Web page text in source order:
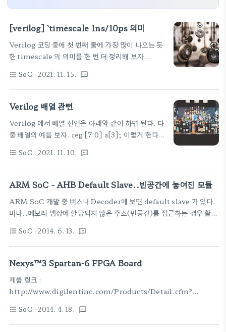
[verilog] `timescale 1ns/10ps 의미
Verilog 코딩 중에 첫 번째 줄에 가장 많이 나오는 듯
한 timescale 의 의미를 한 번 더 정리해 보자.
파일 내에서 쓰이는 숫자들의 단위를 나타냄..즉 #2
이렇게 쓰여있다면 2ns를 나타냄 뒤의 숫자는 시뮬레
이터에서 많이 쓰일 것 같은데 코딩에서는 별 효과가..
무튼 소수점을 허용하려면 어디까지 해야할까 나타내
야 하는데 그 때 쓰이는 최소 단위. 더욱 자세한 설명
은 아래글 참고. 원본글이 업데이트가 된지 오래 되어
서 여기에 로컬 복사해 둡니다. 저자분께 죄송합니다.
j0hnch01 assign #5 foo..
format_list_bulleted SoC · 2021. 11. 15. textsms
Verilog 배열 관련
Verilog 에서 배열 선언은 아래와 같이 하면 된다. 다
중 배열의 예를 보자. reg [7:0] a[3]; 이렇게 한다.
나타내고, 배열을 뒤쪽의 "[3]" 으로 보고 이해하는
것이 쉽다. 즉 위의 예는 8비트짜리 배열 3개을 가지
고 있다는 의미 또한 중요한 것은 포트로 뽑아낼 수가
input/output으로 쓰기 곤란하다는.. 구체적인 예
는 위 참고 사이트 참조 참고 :
http://blog.naver.com/beahey/90192889480
[4:0] po..
format_list_bulleted SoC · 2021. 11. 10. textsms
ARM SoC - AHB Default Slave..빈공간에 놓여진 모듈
ARM SoC 개발 중 버스나 Decoder에 보면 default slave 가 있다.
머냐..메모리 맵상에 할당되지 않은 주소(빈공간)를 접근하는 경우 활성
HREADYOUT은 물론 잘 띄워줘야 하고, 읽기든 쓰기든 끝이 나게 하
려면 꼭 띄워줘야하고또 하나, HRESP에 에러를 띄워주는 것. 왜냐면
여기는 빈공간이니까~~
http://infocenter.arm.com/help/index.jsp?
topic=/com.arm.doc.faqs/ka3445.htmlGeneral: What is a
default slave?Applies to: AHBAnswerIf the memory map
of a system does not define the full ..
format_list_bulleted SoC · 2014. 6. 13. textsms
Nexys™3 Spartan-6 FPGA Board
제품 링크 :
http://www.digilentinc.com/Products/Detail.cfm?
정도 레벨에는 간단하게 ARM Slave Peri 정도 테스트가 가능하겠다.
보통 Xilinx에서 slice 로 gate count를 표현을 해놓으니 감이 없어
format_list_bulleted SoC · 2014. 4. 18. textsms